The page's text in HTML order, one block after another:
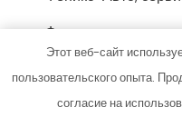
Форис, торгово-
Хижина охотника,
Этот веб-сайт
пользовательского опыта.
согласие на